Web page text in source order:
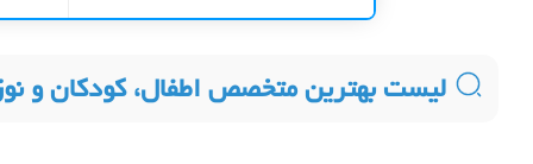
لیست بهترین متخصص اطفال، کودکان و